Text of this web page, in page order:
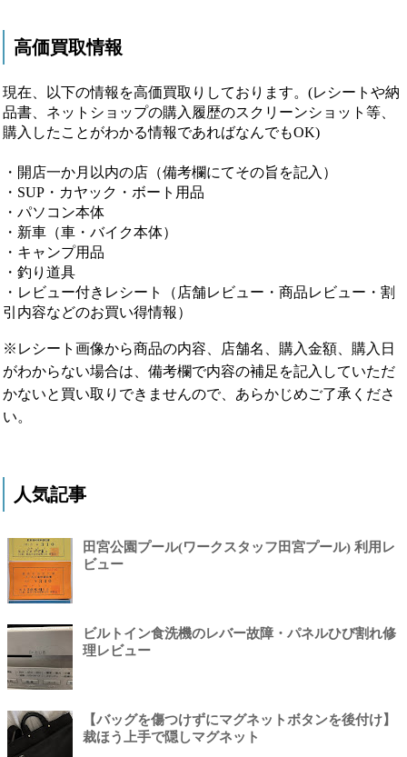
高価買取情報
現在、以下の情報を高価買取りしております。(レシートや納
品書、ネットショップの購入履歴のスクリーンショット等、
購入したことがわかる情報であればなんでもOK)
・開店一か月以内の店（備考欄にてその旨を記入）
・SUP・カヤック・ボート用品
・パソコン本体
・新車（車・バイク本体）
・キャンプ用品
・釣り道具
・レビュー付きレシート（店舗レビュー・商品レビュー・割
引内容などのお買い得情報）
※レシート画像から商品の内容、店舗名、購入金額、購入日
がわからない場合は、備考欄で内容の補足を記入していただ
かないと買い取りできませんので、あらかじめご了承くださ
い。
人気記事
田宮公園プール(ワークスタッフ田宮プール) 利用レ
ビュー
ビルトイン食洗機のレバー故障・パネルひび割れ修
理レビュー
【バッグを傷つけずにマグネットボタンを後付け】
裁ほう上手で隠しマグネット